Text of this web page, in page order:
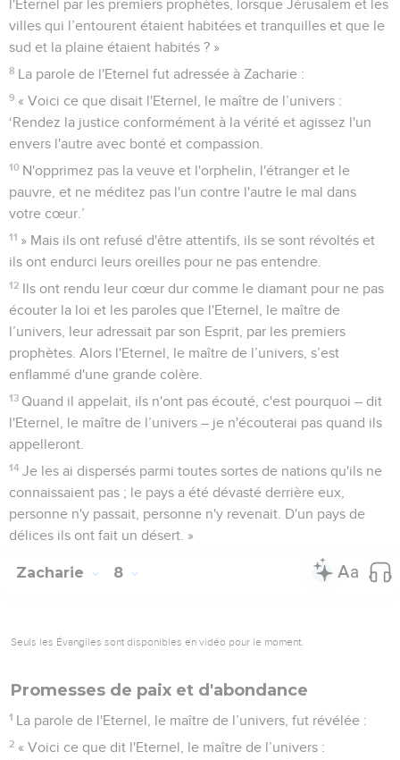
l'Eternel par les premiers prophètes, lorsque Jérusalem et les
villes qui l’entourent étaient habitées et tranquilles et que le
sud et la plaine étaient habités ? »
8 La parole de l'Eternel fut adressée à Zacharie :
9 « Voici ce que disait l'Eternel, le maître de l’univers :
‘Rendez la justice conformément à la vérité et agissez l'un
envers l'autre avec bonté et compassion.
10 N'opprimez pas la veuve et l'orphelin, l'étranger et le
pauvre, et ne méditez pas l'un contre l'autre le mal dans
votre cœur.’
11 » Mais ils ont refusé d'être attentifs, ils se sont révoltés et
ils ont endurci leurs oreilles pour ne pas entendre.
12 Ils ont rendu leur cœur dur comme le diamant pour ne pas
écouter la loi et les paroles que l'Eternel, le maître de
l’univers, leur adressait par son Esprit, par les premiers
prophètes. Alors l'Eternel, le maître de l’univers, s’est
enflammé d'une grande colère.
13 Quand il appelait, ils n'ont pas écouté, c'est pourquoi – dit
l'Eternel, le maître de l’univers – je n'écouterai pas quand ils
appelleront.
14 Je les ai dispersés parmi toutes sortes de nations qu'ils ne
connaissaient pas ; le pays a été dévasté derrière eux,
personne n'y passait, personne n'y revenait. D'un pays de
délices ils ont fait un désert. »
Zacharie 8
Seuls les Évangiles sont disponibles en vidéo pour le moment.
Promesses de paix et d'abondance
1 La parole de l'Eternel, le maître de l’univers, fut révélée :
2 « Voici ce que dit l'Eternel, le maître de l’univers :